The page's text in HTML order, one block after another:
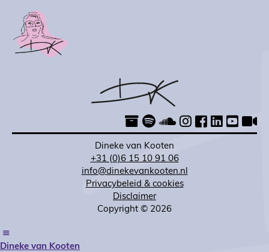
Dineke van Kooten
+31 (0)6 15 10 91 06
info@dinekevankooten.nl
Privacybeleid & cookies
Disclaimer
Copyright © 2026
Dineke van Kooten